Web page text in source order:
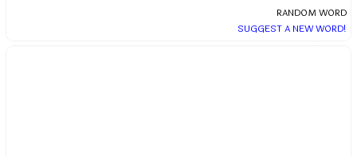
RANDOM WORD
SUGGEST A NEW WORD!